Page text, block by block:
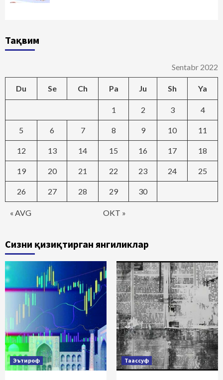
Тақвим
Sentabr 2022
Du Se Ch Pa Ju Sh Ya
« AVG OKT »
1 2 3 4
5 6 7 8 9 10 11
12 13 14 15 16 17 18
19 20 21 22 23 24 25
26 27 28 29 30
Сизни қизиқтирган янгиликлар
Эътироф Таассуф